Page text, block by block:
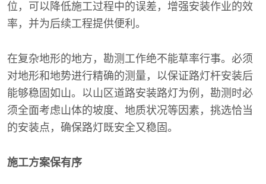
位，可以降低施工过程中的误差，增强安装作业的效
率，并为后续工程提供便利。
在复杂地形的地方，勘测工作绝不能草率行事。必须
对地形和地势进行精确的测量，以保证路灯杆安装后
能够稳固如山。以山区道路安装路灯为例，勘测时必
须全面考虑山体的坡度、地质状况等因素，挑选恰当
的安装点，确保路灯既安全又稳固。
施工方案保有序